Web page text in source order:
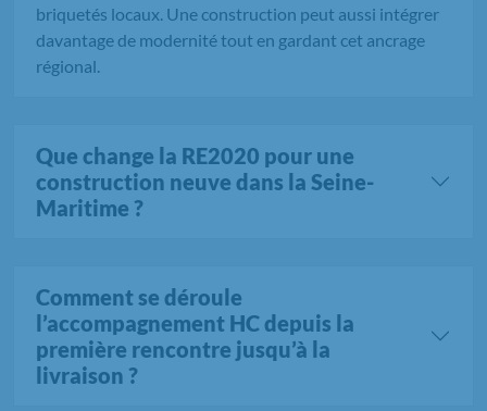
briquetés locaux. Une construction peut aussi intégrer
davantage de modernité tout en gardant cet ancrage
régional.
Que change la RE2020 pour une
construction neuve dans la Seine-
Maritime ?
Comment se déroule
l’accompagnement HC depuis la
première rencontre jusqu’à la
livraison ?